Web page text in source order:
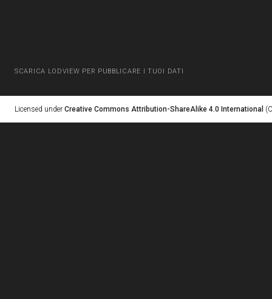
SCARICA LODVIEW PER PUBBLICARE I TUOI DATI
Licensed under Creative Commons Attribution-ShareAlike 4.0 International